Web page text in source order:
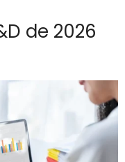
de 2026